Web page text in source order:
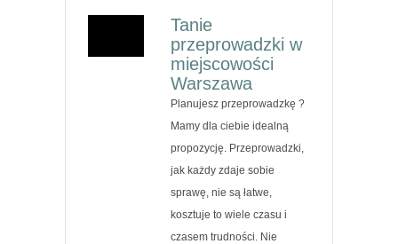
Tanie
przeprowadzki w
miejscowości
Warszawa
Planujesz przeprowadzkę ?
Mamy dla ciebie idealną
propozycję. Przeprowadzki,
jak każdy zdaje sobie
sprawę, nie są łatwe,
kosztuje to wiele czasu i
czasem trudności. Nie